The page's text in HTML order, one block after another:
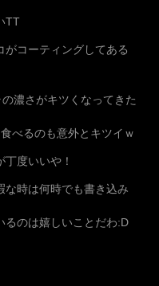
TT
コーティングしてある
濃さがキツくなってきた
べるのも意外とキツイｗ
度いいや！
な時は何時でも書き込み
るのは嬉しいことだわ:D